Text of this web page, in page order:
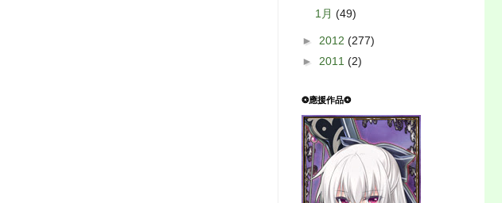
1月 (49)
► 2012 (277)
► 2011 (2)
❂應援作品❂